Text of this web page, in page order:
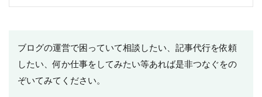
ブログの運営で困っていて相談したい、記事代行を依頼
したい、何か仕事をしてみたい等あれば是非つなぐをの
ぞいてみてください。